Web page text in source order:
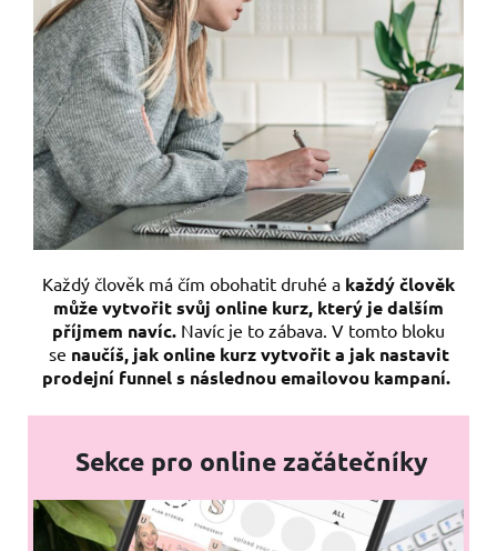
Každý člověk má čím obohatit druhé a každý člověk
může vytvořit svůj online kurz, který je dalším
příjmem navíc. Navíc je to zábava. V tomto bloku
se naučíš, jak online kurz vytvořit a jak nastavit
prodejní funnel s následnou emailovou kampaní.
Sekce pro online začátečníky